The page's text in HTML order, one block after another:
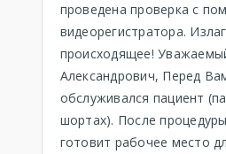
проведена проверка с
видеорегистратора.
происходящее!
Александрович, Перед
обслуживался пациент
шортах). После
готовит рабочее место